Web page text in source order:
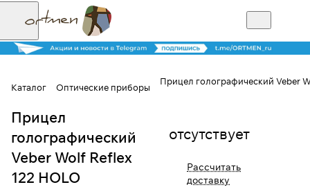
Каталог Оптические приборы
Прицел голографический Veber
Прицел
голографический
Veber Wolf Reflex
122 HOLO
отсутствует
Рассчитать
доставку
Для клиентов всех банков
Разбейте
оплату на части